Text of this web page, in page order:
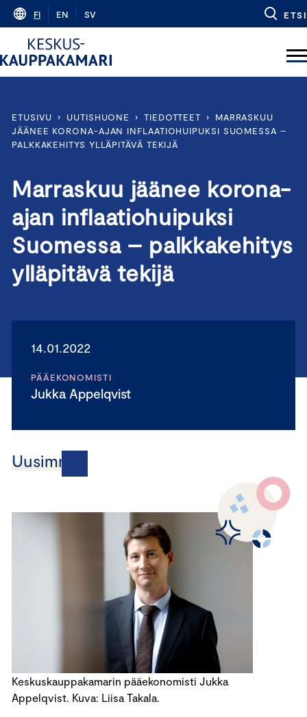
Skip
content
FI EN SV ETSI
ETUSIVU › UUTISHUONE › TIEDOTTEET ›
MARRASKUU
JÄÄNEE KORONA-AJAN INFLAATIOHUIPUKSI SUOMESSA –
PALKKAKEHITYS YLLÄPITÄVÄ TEKIJÄ
Marraskuu jäänee korona-
ajan inflaatiohuipuksi
Suomessa – palkkakehitys
ylläpitävä tekijä
14.01.2022
PÄÄEKONOMISTI
Jukka Appelqvist
Uusimmat
Keskuskauppakamarin pääekonomisti Jukka
Appelqvist. Kuva: Liisa Takala.